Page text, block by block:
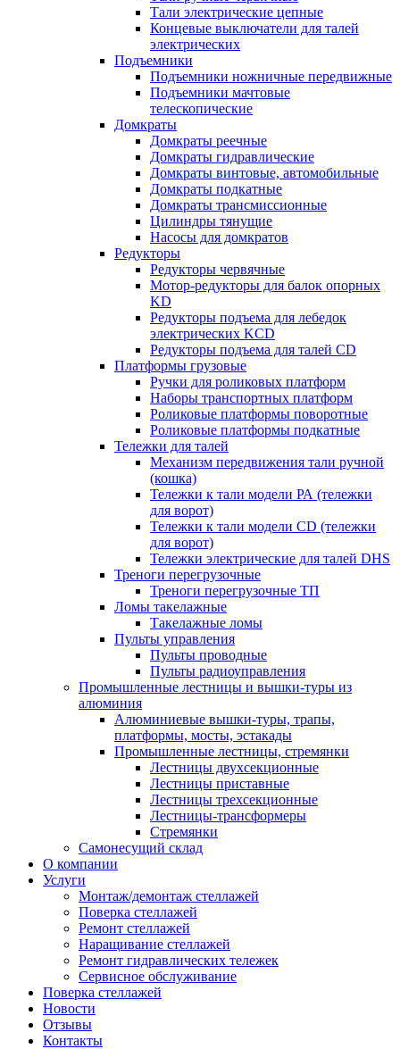
Тали электрические цепные
Концевые выключатели для талей
электрических
Подъемники
Подъемники ножничные передвижные
Подъемники мачтовые
телескопические
Домкраты
Домкраты реечные
Домкраты гидравлические
Домкраты винтовые, автомобильные
Домкраты подкатные
Домкраты трансмиссионные
Цилиндры тянущие
Насосы для домкратов
Редукторы
Редукторы червячные
Мотор-редукторы для балок опорных
KD
Редукторы подъема для лебедок
электрических KCD
Редукторы подъема для талей CD
Платформы грузовые
Ручки для роликовых платформ
Наборы транспортных платформ
Роликовые платформы поворотные
Роликовые платформы подкатные
Тележки для талей
Механизм передвижения тали ручной
(кошка)
Тележки к тали модели РА (тележки
для ворот)
Тележки к тали модели CD (тележки
для ворот)
Тележки электрические для талей DHS
Треноги перегрузочные
Треноги перегрузочные ТП
Ломы такелажные
Такелажные ломы
Пульты управления
Пульты проводные
Пульты радиоуправления
Промышленные лестницы и вышки-туры из
алюминия
Алюминиевые вышки-туры, трапы,
платформы, мосты, эстакады
Промышленные лестницы, стремянки
Лестницы двухсекционные
Лестницы приставные
Лестницы трехсекционные
Лестницы-трансформеры
Стремянки
Самонесущий склад
О компании
Услуги
Монтаж/демонтаж стеллажей
Поверка cтеллажей
Ремонт стеллажей
Наращивание стеллажей
Ремонт гидравлических тележек
Сервисное обслуживание
Поверка cтеллажей
Новости
Отзывы
Контакты